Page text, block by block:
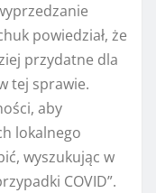
powiedział, że
przydatne dla
tej sprawie.
aby
lokalnego
wyszukując w
COVID”.